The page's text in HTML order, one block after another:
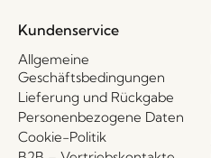
Kundenservice
Allgemeine
Geschäftsbedingungen
Lieferung und Rückgabe
Personenbezogene Daten
Cookie-Politik